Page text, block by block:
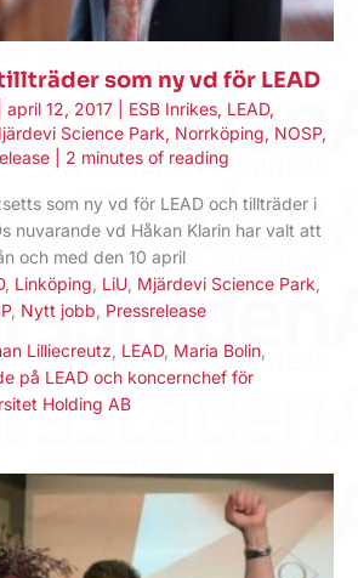
som ny vd för LEAD
april 12, 2017 ESB Inrikes, LEAD,
Science Park, Norrköping, NOSP,
2 minutes of reading
som ny vd för LEAD och tillträder i
nuvarande vd Håkan Klarin har valt att
och med den 10 april
, Linköping LiU Mjärdevi Science Park
, Nytt jobb Pressrelease
Lilliecreutz LEAD, Maria Bolin
på LEAD och koncernchef för
Holding AB